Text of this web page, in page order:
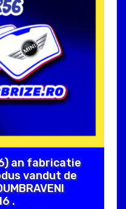
an fabricatie
vandut de
.